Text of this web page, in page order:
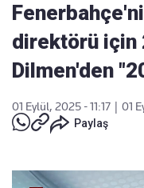
direktörü için
Dilmen'den
01 Eylül, 2025 - 11:17
01
Paylaş